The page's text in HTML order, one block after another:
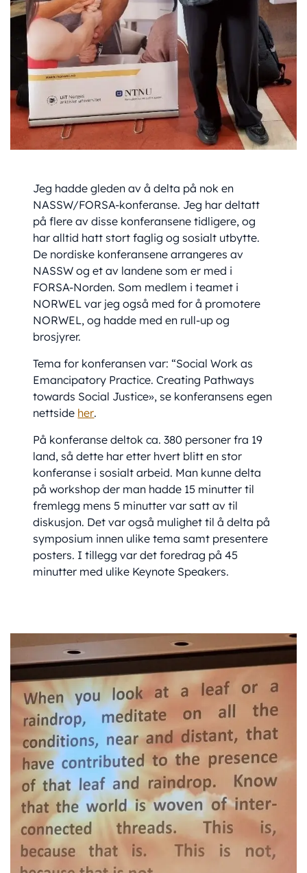
Jeg hadde gleden av å delta på nok en
NASSW/FORSA-konferanse. Jeg har deltatt
på flere av disse konferansene tidligere, og
har alltid hatt stort faglig og sosialt utbytte.
De nordiske konferansene arrangeres av
NASSW og et av landene som er med i
FORSA-Norden. Som medlem i teamet i
NORWEL var jeg også med for å promotere
NORWEL, og hadde med en rull-up og
brosjyrer.
Tema for konferansen var: “Social Work as
Emancipatory Practice. Creating Pathways
towards Social Justice», se konferansens egen
nettside her.
På konferanse deltok ca. 380 personer fra 19
land, så dette har etter hvert blitt en stor
konferanse i sosialt arbeid. Man kunne delta
på workshop der man hadde 15 minutter til
fremlegg mens 5 minutter var satt av til
diskusjon. Det var også mulighet til å delta på
symposium innen ulike tema samt presentere
posters. I tillegg var det foredrag på 45
minutter med ulike Keynote Speakers.